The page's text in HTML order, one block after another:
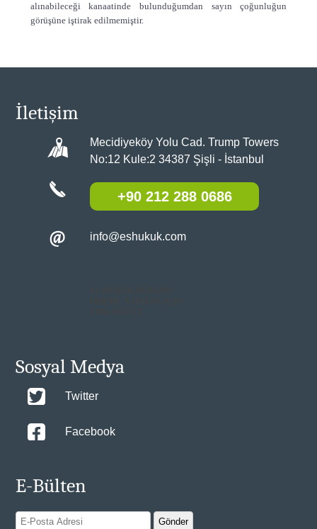
alınabileceği kanaatinde bulunduğumdan sayın çoğunluğun
görüşüne iştirak edilmemiştir.
İletişim
Mecidiyeköy Yolu Cad. Trump Towers
No:12 Kule:2 34387 Şişli - İstanbul
+90 212 288 0686
info@eshukuk.com
Sosyal Medya
Twitter
Facebook
E-Bülten